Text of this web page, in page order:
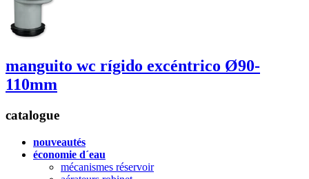
manguito wc rígido excéntrico Ø90-
110mm
catalogue
nouveautés
économie d´eau
mécanismes réservoir